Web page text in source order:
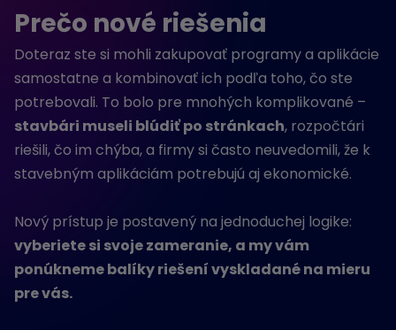
Prečo nové riešenia
Doteraz ste si mohli zakupovať programy a aplikácie
samostatne a kombinovať ich podľa toho, čo ste
potrebovali. To bolo pre mnohých komplikované –
stavbári museli blúdiť po stránkach, rozpočtári
riešili, čo im chýba, a firmy si často neuvedomili, že k
stavebným aplikáciám potrebujú aj ekonomické.
Nový prístup je postavený na jednoduchej logike:
vyberiete si svoje zameranie, a my vám
ponúkneme balíky riešení vyskladané na mieru
pre vás.